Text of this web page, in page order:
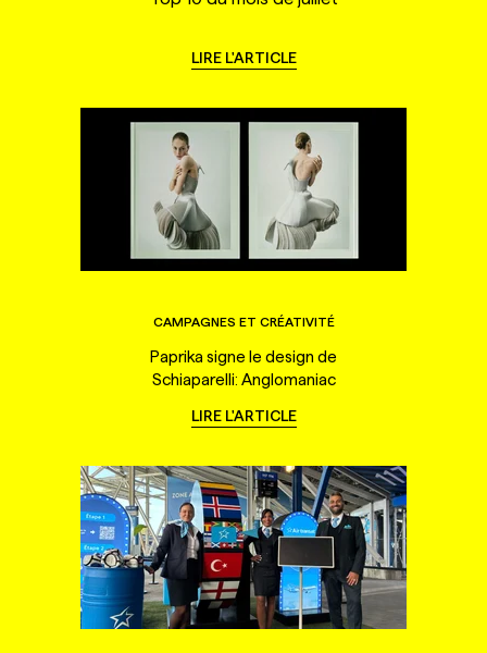
LIRE L'ARTICLE
CAMPAGNES ET CRÉATIVITÉ
Paprika signe le design de
Schiaparelli: Anglomaniac
LIRE L'ARTICLE